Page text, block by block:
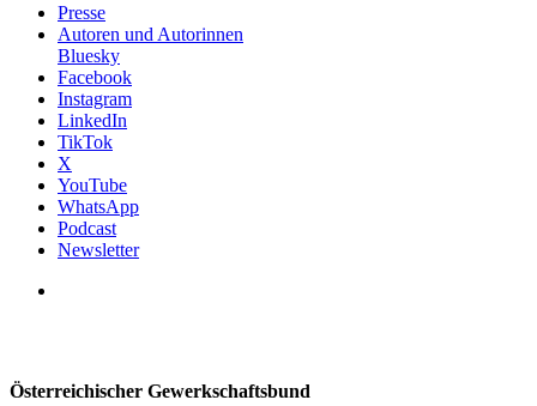
Presse
Autoren und Autorinnen
Bluesky
Facebook
Instagram
LinkedIn
TikTok
X
YouTube
WhatsApp
Podcast
Newsletter
Österreichischer Gewerkschaftsbund